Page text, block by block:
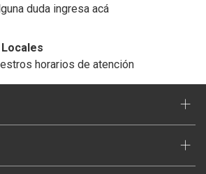
duda ingresa acá
horarios de atención
+
+